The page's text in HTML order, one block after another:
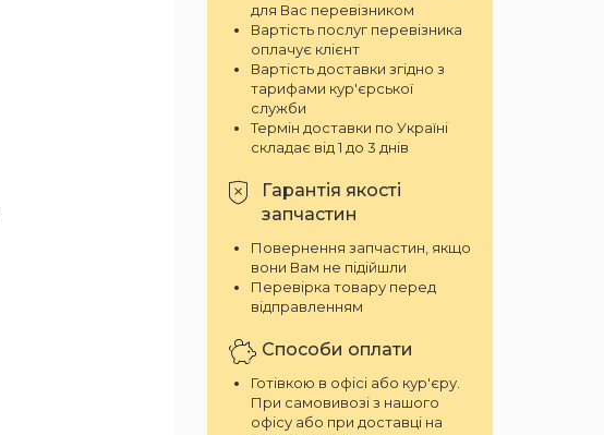
для Вас перевізником
Вартість послуг перевізника
оплачує клієнт
Вартість доставки згідно з
тарифами кур'єрської
служби
Термін доставки по Україні
складає від 1 до 3 днів
Гарантія якості
запчастин
Повернення запчастин, якщо
вони Вам не підійшли
Перевірка товару перед
відправленням
Способи оплати
Готівкою в офісі або кур'єру.
При самовивозі з нашого
офісу або при доставці на